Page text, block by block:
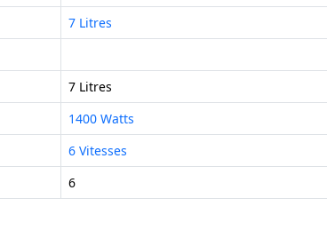
7 Litres
7 Litres
1400 Watts
6 Vitesses
6